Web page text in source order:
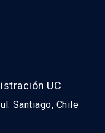
UC
Santiago, Chile